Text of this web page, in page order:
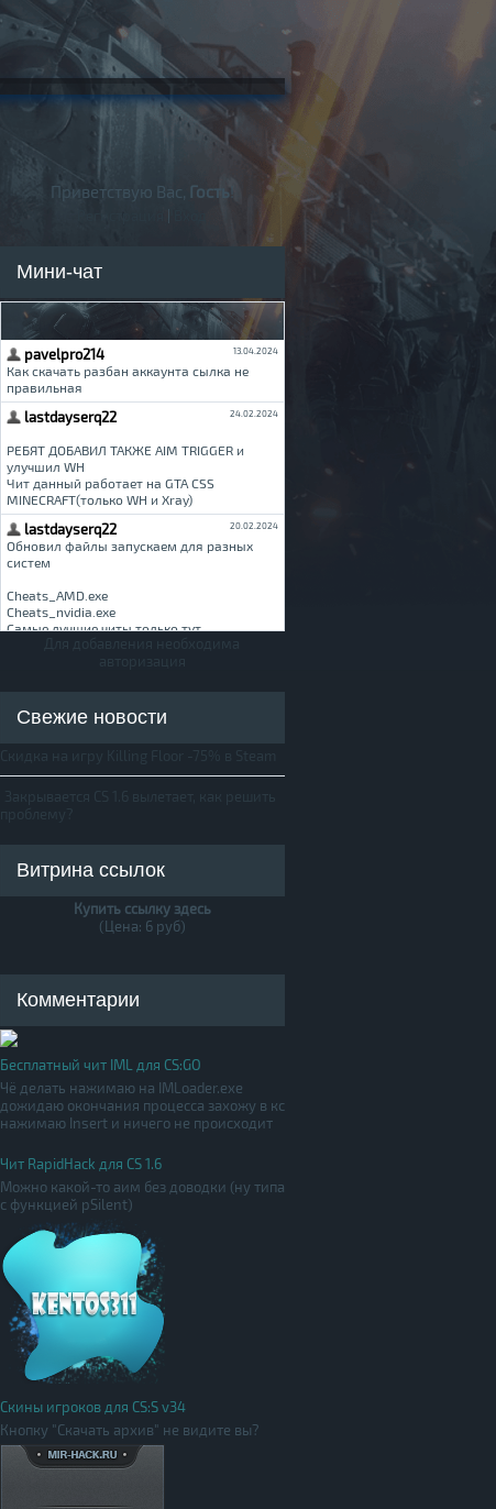
Приветствую Вас, Гость!
Мини-чат
Свежие новости
Витрина ссылок
Купить ссылку здесь
(Цена: 6 руб)
Комментарии
Бесплатный чит IML для CS:GO
Чё делать нажимаю на IMLoader.exe
дожидаю окончания процесса захожу в кс
нажимаю Insert и ничего не происходит
Чит RapidHack для CS 1.6
Можно какой-то аим без доводки (ну типа
с функцией pSilent)
Скины игроков для CS:S v34
Кнопку "Скачать архив" не видите вы?